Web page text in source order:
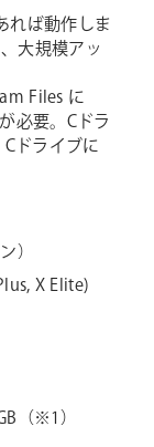
れば動作しま
大規模アッ
Files に
必要。Cドラ
ドライブに
）
X Elite)
（※1）